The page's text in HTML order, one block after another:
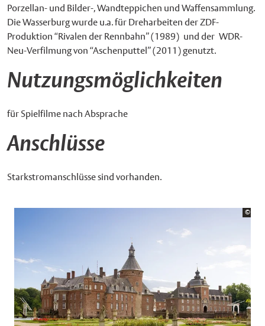
Porzellan- und Bilder-, Wandteppichen und Waffensammlung.
Die Wasserburg wurde u.a. für Dreharbeiten der ZDF-
Produktion “Rivalen der Rennbahn” (1989) und der WDR-
Neu-Verfilmung von “Aschenputtel” (2011) genutzt.
Nutzungsmöglichkeiten
für Spielfilme nach Absprache
Anschlüsse
Starkstromanschlüsse sind vorhanden.
©